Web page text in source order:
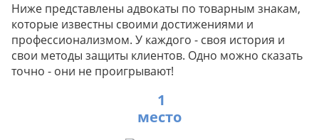
Ниже представлены адвокаты по товарным знакам,
которые известны своими достижениями и
профессионализмом. У каждого - своя история и
свои методы защиты клиентов. Одно можно сказать
точно - они не проигрывают!
1